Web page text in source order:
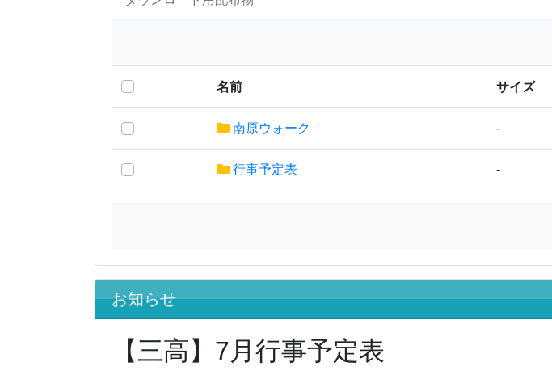
名前 サイズ
南原ウォーク -
行事予定表 -
お知らせ
【三高】7月行事予定表